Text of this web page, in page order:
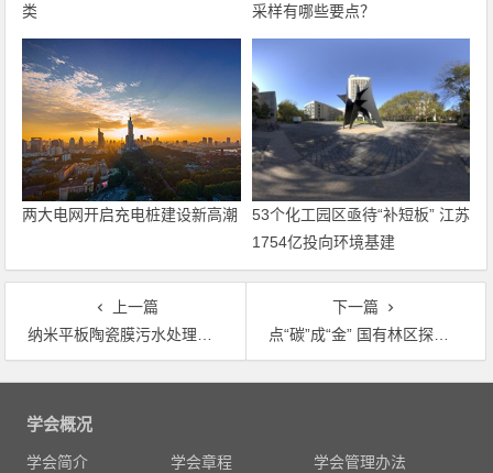
类
采样有哪些要点？
两大电网开启充电桩建设新高潮
53个化工园区亟待“补短板” 江苏
1754亿投向环境基建
上一篇
纳米平板陶瓷膜污水处理技术及一体化装备通过我会鉴定
下一篇
点“碳”成“金” 国有林区探索绿色经济新路径
文
学会概况
学会简介 学会章程
学会管理办法